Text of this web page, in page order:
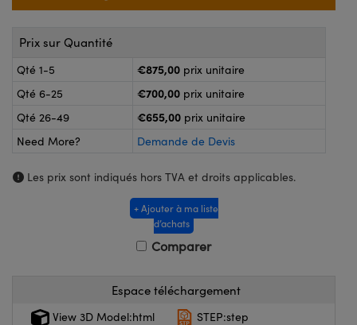
ou Coupleurs
de Poche ou à Mesure Directe
: Microscopie
Optiques Lightpath
Labs™
Optiques de SCHOTT
Prix sur Quantité
Qté 1-5 €875,00 prix unitaire
Qté 6-25
€700,00 prix unitaire
Qté 26-49
€655,00 prix unitaire
Need More?
Demande de Devis
Les prix sont indiqués hors TVA et droits applicables.
+ Ajouter à ma liste
d’achats
Comparer
Espace téléchargement
View 3D Model:html
STEP:step